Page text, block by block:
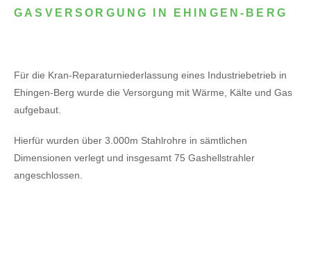
GASVERSORGUNG IN EHINGEN-BERG
Für die Kran-Reparaturniederlassung eines Industriebetrieb in
Ehingen-Berg wurde die Versorgung mit Wärme, Kälte und Gas
aufgebaut.
Hierfür wurden über 3.000m Stahlrohre in sämtlichen
Dimensionen verlegt und insgesamt 75 Gashellstrahler
angeschlossen.